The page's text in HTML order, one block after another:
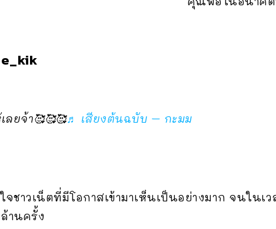
ยจ้า🥰🥰🥰♬ เสียงต้นฉบับ – กะมม
ชาวเน็ตที่มีโอกาสเข้ามาเห็นเป็นอย่างมาก จนในเ
านครั้ง